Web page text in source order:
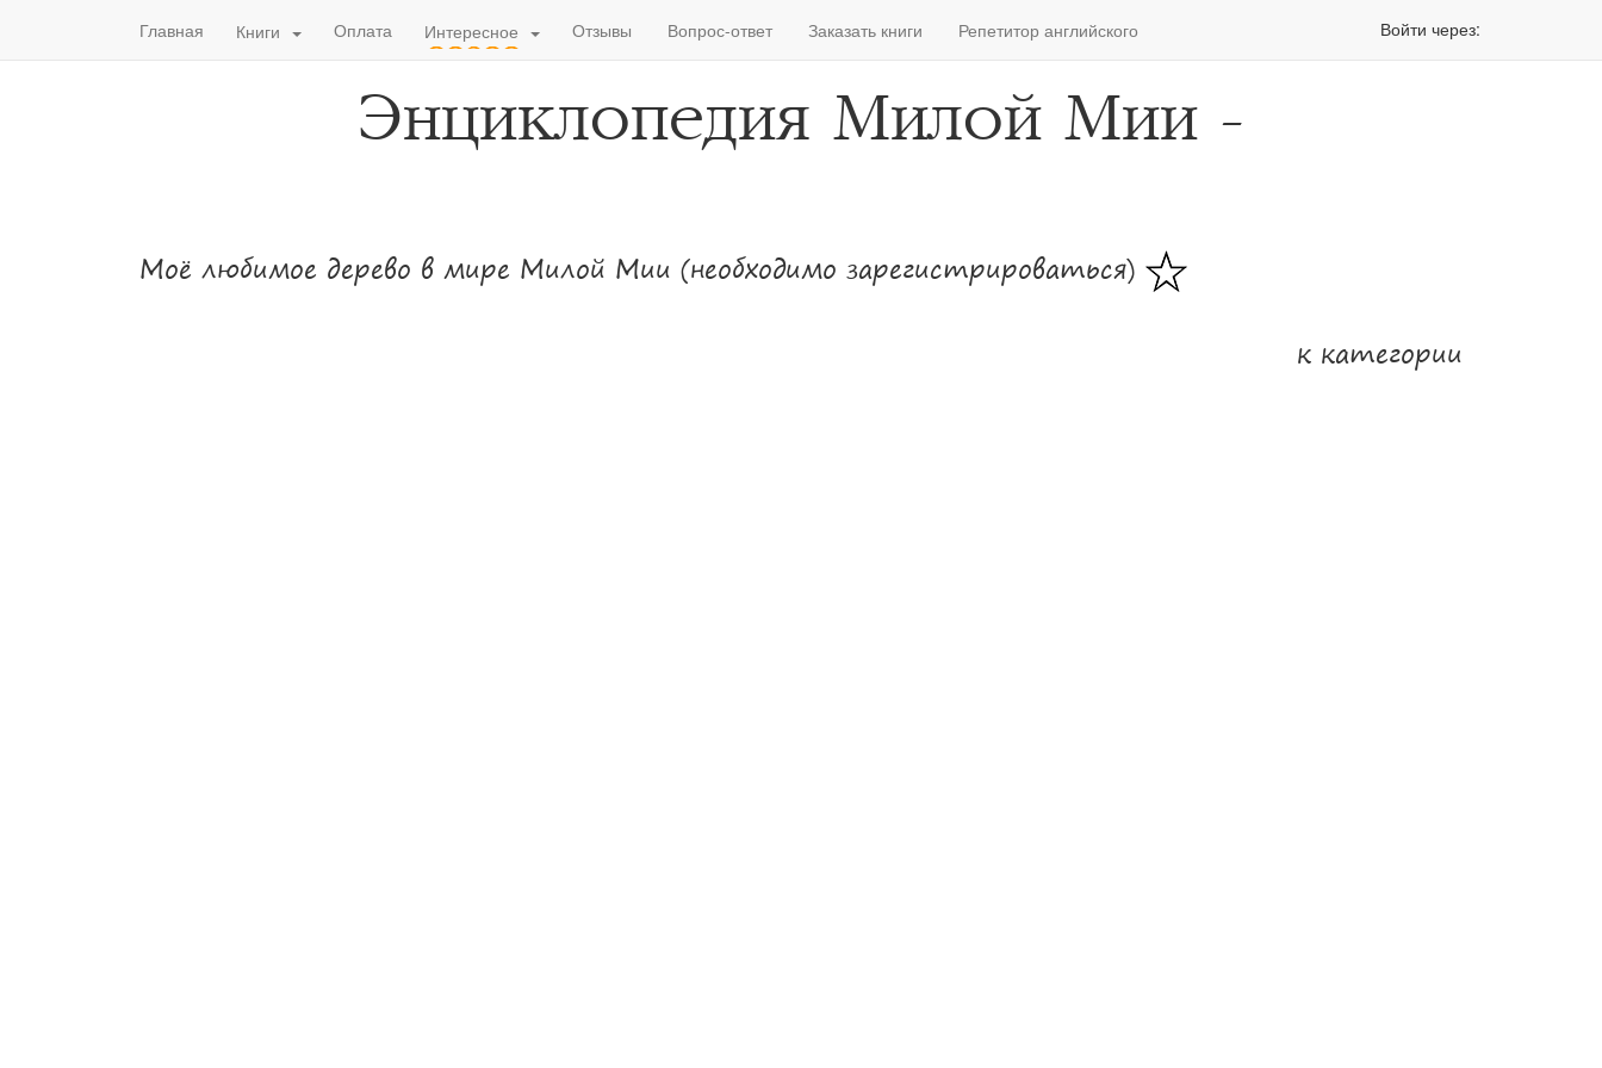
Главная Книги Оплата Интересное Отзывы Вопрос-ответ Заказать книги Репетитор английского Войти через:
Энциклопедия Милой Мии -
Моё любимое дерево в мире Милой Мии (необходимо зарегистрироваться)
к категории